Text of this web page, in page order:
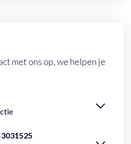
met ons op, we helpen je